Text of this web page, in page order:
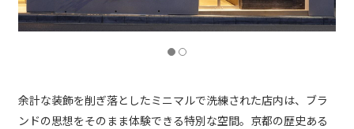
余計な装飾を削ぎ落としたミニマルで洗練された店内は、ブラ
ンドの思想をそのまま体験できる特別な空間。京都の歴史ある